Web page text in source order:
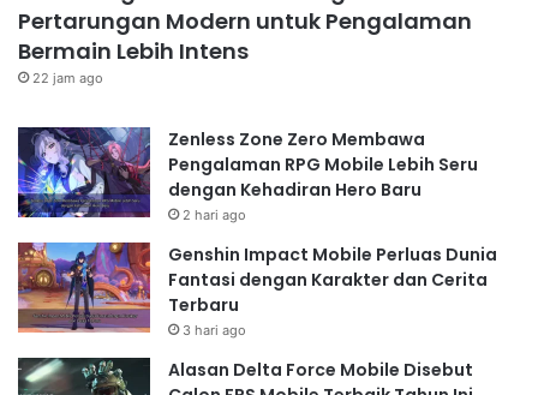
Pertarungan Modern untuk Pengalaman
Bermain Lebih Intens
22 jam ago
Zenless Zone Zero Membawa
Pengalaman RPG Mobile Lebih Seru
dengan Kehadiran Hero Baru
2 hari ago
Genshin Impact Mobile Perluas Dunia
Fantasi dengan Karakter dan Cerita
Terbaru
3 hari ago
Alasan Delta Force Mobile Disebut